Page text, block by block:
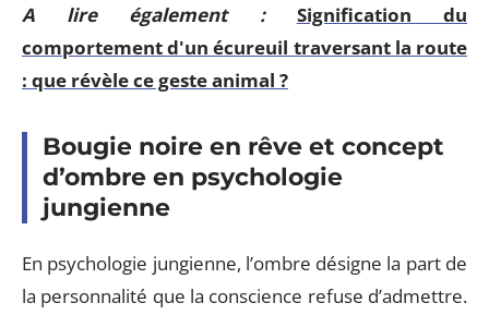
A lire également :
Signification du
comportement d'un écureuil traversant la route
: que révèle ce geste animal ?
Bougie noire en rêve et concept
d’ombre en psychologie
jungienne
En psychologie jungienne, l’ombre désigne la part de
la personnalité que la conscience refuse d’admettre.